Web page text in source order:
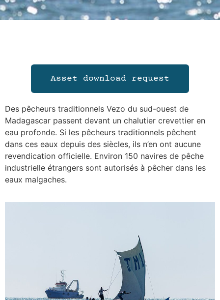
Asset download request
Des pêcheurs traditionnels Vezo du sud-ouest de
Madagascar passent devant un chalutier crevettier en
eau profonde. Si les pêcheurs traditionnels pêchent
dans ces eaux depuis des siècles, ils n’en ont aucune
revendication officielle. Environ 150 navires de pêche
industrielle étrangers sont autorisés à pêcher dans les
eaux malgaches.